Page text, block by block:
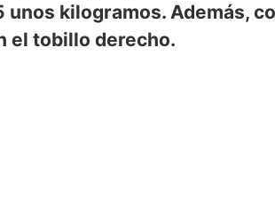
kilogramos. Además,
el tobillo derecho.